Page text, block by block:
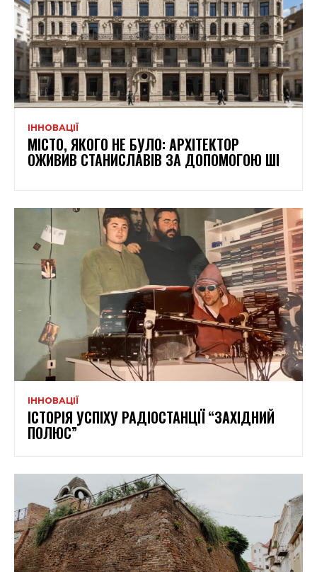
ІННОВАЦІЇ
МІСТО, ЯКОГО НЕ БУЛО: АРХІТЕКТОР
ОЖИВИВ СТАНИСЛАВІВ ЗА ДОПОМОГОЮ ШІ
ІННОВАЦІЇ
ІСТОРІЯ УСПІХУ РАДІОСТАНЦІЇ “ЗАХІДНИЙ
ПОЛЮС”